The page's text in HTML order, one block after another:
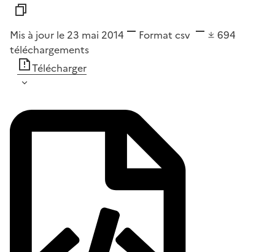
Mis à jour le 23 mai 2014 Format csv
694
téléchargements
Télécharger